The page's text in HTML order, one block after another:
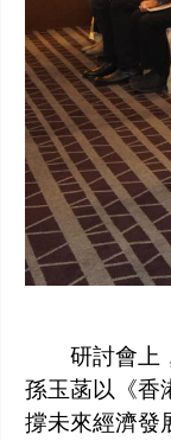
研討會上，
孫玉菡以《香
撐未來經濟發